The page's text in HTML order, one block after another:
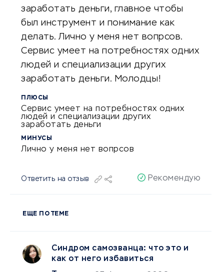
заработать деньги, главное чтобы
был инструмент и понимание как
делать. Лично у меня нет вопрсов.
Сервис умеет на потребностях одних
людей и специализации других
заработать деньги. Молодцы!
ПЛЮСЫ
Сервис умеет на потребностях одних
людей и специализации других
заработать деньги
МИНУСЫ
Лично у меня нет вопрсов
Ответить на отзыв Рекомендую
ЕЩЕ ПО ТЕМЕ
Синдром самозванца: что это и
как от него избавиться